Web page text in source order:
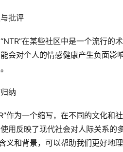
批评
在某些社区中是一个流行的
会对个人的情感健康产生负面影
纳
作为一个缩写，在不同的文化和
用反映了现代社会对人际关系的
义和背景，可以帮助我们更好地